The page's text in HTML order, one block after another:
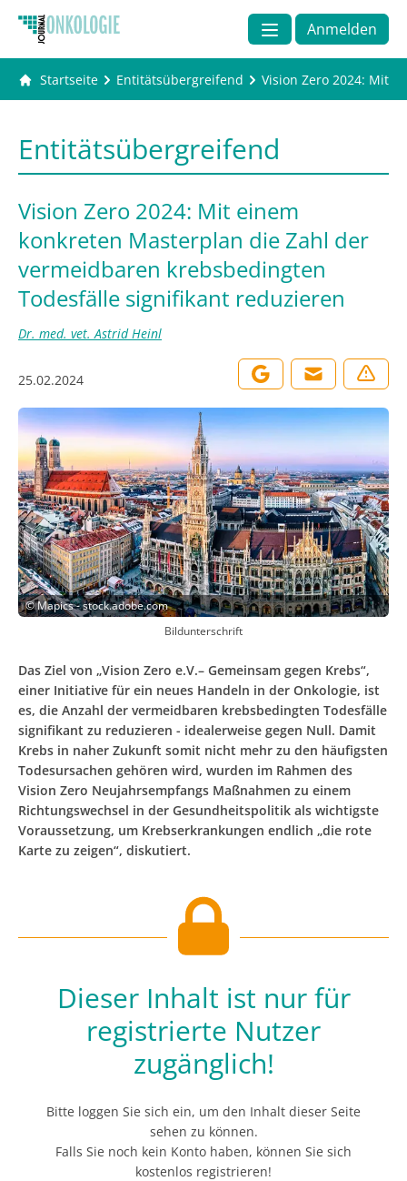
Anmelden
Startseite Entitätsübergreifend Vision Zero 2024: Mit
Entitätsübergreifend
Vision Zero 2024: Mit einem
konkreten Masterplan die Zahl der
vermeidbaren krebsbedingten
Todesfälle signifikant reduzieren
Dr. med. vet. Astrid Heinl
25.02.2024
©Mapics - stock.adobe.com
Bildunterschrift
Das Ziel von „Vision Zero e.V.– Gemeinsam gegen Krebs“,
einer Initiative für ein neues Handeln in der Onkologie, ist
es, die Anzahl der vermeidbaren krebsbedingten Todesfälle
signifikant zu reduzieren - idealerweise gegen Null. Damit
Krebs in naher Zukunft somit nicht mehr zu den häufigsten
Todesursachen gehören wird, wurden im Rahmen des
Vision Zero Neujahrsempfangs Maßnahmen zu einem
Richtungswechsel in der Gesundheitspolitik als wichtigste
Voraussetzung, um Krebserkrankungen endlich „die rote
Karte zu zeigen“, diskutiert.
Dieser Inhalt ist nur für
registrierte Nutzer
zugänglich!
Bitte loggen Sie sich ein, um den Inhalt dieser Seite
sehen zu können.
Falls Sie noch kein Konto haben, können Sie sich
kostenlos registrieren!